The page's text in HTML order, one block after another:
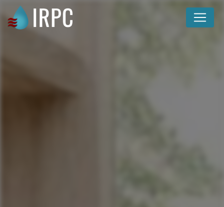
Panneau de gestion des cookies